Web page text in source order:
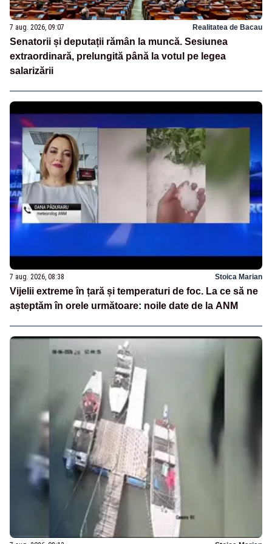
7 aug. 2026, 09:07 Realitatea de Bacau
Senatorii și deputații rămân la muncă. Sesiunea
extraordinară, prelungită până la votul pe legea
salarizării
7 aug. 2026, 08:38 Stoica Marian
Vijelii extreme în țară și temperaturi de foc. La ce să ne
așteptăm în orele următoare: noile date de la ANM